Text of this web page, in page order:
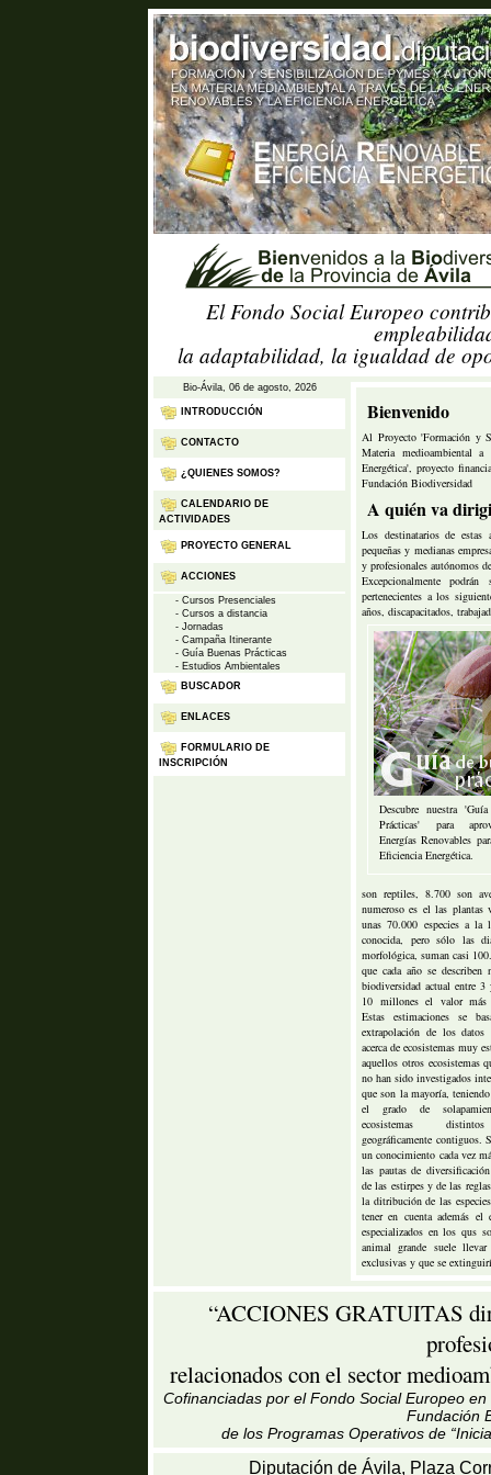
El Fondo Social Europeo
la adaptabilidad, la igualdad de
Bio-Ávila, 06 de agosto, 2026
INTRODUCCIÓN
CONTACTO
¿QUIENES SOMOS?
CALENDARIO DE
ACTIVIDADES
PROYECTO GENERAL
ACCIONES
- Cursos Presenciales
- Cursos a distancia
- Jornadas
- Campaña Itinerante
- Guía Buenas Prácticas
- Estudios Ambientales
BUSCADOR
ENLACES
FORMULARIO DE
INSCRIPCIÓN
Bienvenido
Al Proyecto 'Formación y
Materia medioambiental
Energética', proyecto
Fundación Biodiversidad
A quién va
Los destinatarios de estas
pequeñas y medianas
y profesionales autónomos
Excepcionalmente podrán
pertenecientes a los
años, discapacitados,
Descubre nuestra
Prácticas' para
Energías Renovables
Eficiencia Energética.
son reptiles, 8.700 son
numeroso es el las plantas
unas 70.000 especies a
conocida, pero sólo las
morfológica, suman casi
que cada año se describen
biodiversidad actual entre
10 millones el valor más
Estas estimaciones se
extrapolación de los datos
acerca de ecosistemas muy
aquellos otros ecosistemas
no han sido investigados
que son la mayoría,
el grado de
ecosistemas
geográficamente contiguos.
un conocimiento cada vez
las pautas de
de las estirpes y de las
la ditribución de las
tener en cuenta además el
especializados en los qus
animal grande suele
exclusivas y que se
“ACCIONES GRATUITAS
relacionados con el sector
Cofinanciadas por el Fondo Social Europeo
Fundación
de los Programas Operativos de
Diputación de Ávila, Plaza